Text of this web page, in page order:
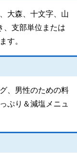
大森、十文字、山
、支部単位または
す。
、男性のための料
ぷり＆減塩メニュ